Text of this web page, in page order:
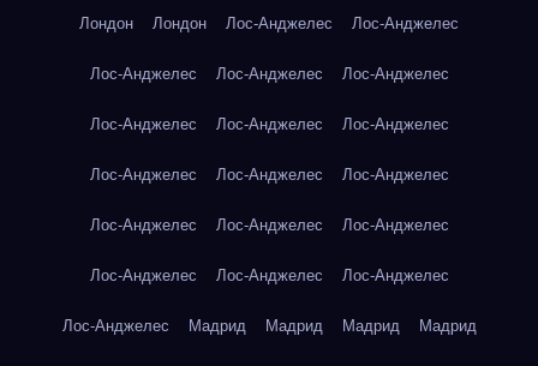
Лондон Лондон Лос-Анджелес Лос-Анджелес
Лос-Анджелес Лос-Анджелес Лос-Анджелес
Лос-Анджелес Лос-Анджелес Лос-Анджелес
Лос-Анджелес Лос-Анджелес Лос-Анджелес
Лос-Анджелес Лос-Анджелес Лос-Анджелес
Лос-Анджелес Лос-Анджелес Лос-Анджелес
Лос-Анджелес Мадрид Мадрид Мадрид Мадрид